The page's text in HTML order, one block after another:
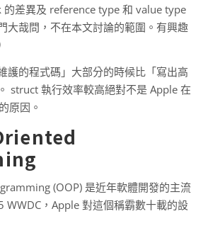
的差異及 reference type 和 value type
大哉問，不在本文討論的範圍。有興趣
護的程式碼」大部分的時候比「寫出高
struct 執行效率較高絕對不是 Apple 在
原因。
(OOP) 是近年軟體開發的主流
WWDC，Apple 對這個稱霸數十載的設